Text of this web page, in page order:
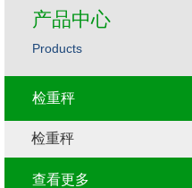
产品中心
Products
检重秤
检重秤
查看更多